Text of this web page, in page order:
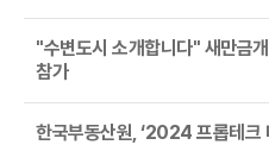
"수변도시 소개합니다" 새만금
참가
한국부동산원, ‘2024 프롭테크